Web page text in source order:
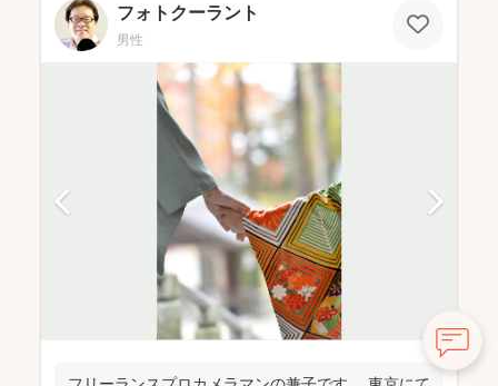
フォトクーラント
男性